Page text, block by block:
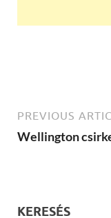
PREVIOUS
Wellington
KERESÉS